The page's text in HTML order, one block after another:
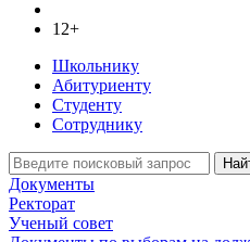
12+
Школьнику
Абитуриенту
Студенту
Сотруднику
Документы
Ректорат
Ученый совет